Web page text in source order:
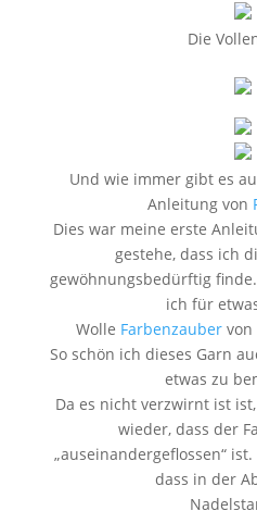
Die
Und wie immer gibt es
Anleitung von
Dies war meine erste
gestehe, dass ich
gewöhnungsbedürftig
ich für
Wolle Farbenzauber von
So schön ich dieses Garn
etwas zu
Da es nicht verzwirnt ist
wieder, dass der
„auseinandergeflossen“
dass in der